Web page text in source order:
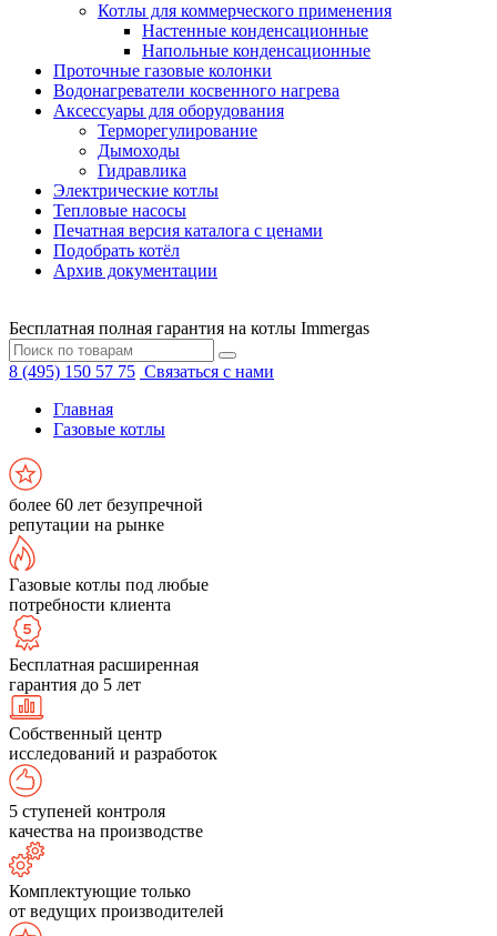
Котлы для коммерческого применения
Настенные конденсационные
Напольные конденсационные
Проточные газовые колонки
Водонагреватели косвенного нагрева
Аксессуары для оборудования
Терморегулирование
Дымоходы
Гидравлика
Электрические котлы
Тепловые насосы
Печатная версия каталога с ценами
Подобрать котёл
Архив документации
Бесплатная полная гарантия на котлы Immergas
8 (495) 150 57 75 Связаться с нами
Главная
Газовые котлы
более 60 лет безупречной
репутации на рынке
Газовые котлы под любые
потребности клиента
Бесплатная расширенная
гарантия до 5 лет
Собственный центр
исследований и разработок
5 ступеней контроля
качества на производстве
Комплектующие только
от ведущих производителей